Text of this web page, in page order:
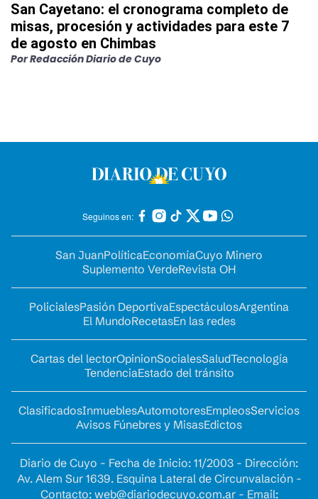
San Cayetano: el cronograma completo de
misas, procesión y actividades para este 7
de agosto en Chimbas
PorRedacción Diario de Cuyo
Seguinos en:
San JuanPolíticaEconomíaCuyo Minero
Suplemento VerdeRevista OH
PolicialesPasión DeportivaEspectáculosArgentina
El MundoRecetasEn las redes
Cartas del lectorOpinionSocialesSaludTecnología
TendenciaEstado del tránsito
ClasificadosInmueblesAutomotoresEmpleosServicios
Avisos Fúnebres y MisasEdictos
Diario de Cuyo - Fecha de Inicio: 11/2003 - Dirección:
Av. Alem Sur 1639. Esquina Lateral de Circunvalación -
Contacto: web@diariodecuyo.com.ar- Email: